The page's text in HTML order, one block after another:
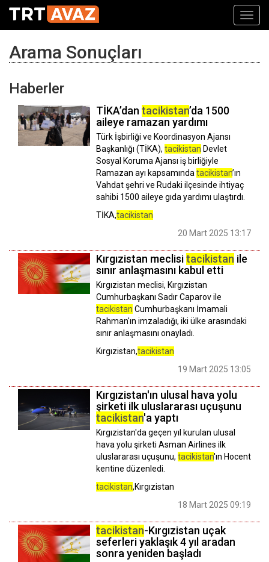
Arama Sonuçları
Haberler
TİKA’dan tacikistan’da 1500
aileye ramazan yardımı
Türk İşbirliği ve Koordinasyon Ajansı
Başkanlığı (TİKA), tacikistan Devlet
Sosyal Koruma Ajansı iş birliğiyle
Ramazan ayı kapsamında tacikistan’ın
Vahdat şehri ve Rudaki ilçesinde ihtiyaç
sahibi 1500 aileye gıda yardımı ulaştırdı.
TİKA,tacikistan
20 Mart 2025 13:17
Kırgızistan meclisitacikistan ile
sınır anlaşmasını kabul etti
Kırgızistan meclisi, Kırgızistan
Cumhurbaşkanı Sadır Caparov ile
tacikistan Cumhurbaşkanı İmamali
Rahman'ın imzaladığı, iki ülke arasındaki
sınır anlaşmasını onayladı.
Kırgızistan,tacikistan
19 Mart 2025 13:05
Kırgızistan'ın ulusal hava yolu
şirketi ilk uluslararası uçuşunu
tacikistan'a yaptı
Kırgızistan'da geçen yıl kurulan ulusal
hava yolu şirketi Asman Airlines ilk
uluslararası uçuşunu, tacikistan'ın Hocent
kentine düzenledi.
tacikistan,Kırgızistan
18 Mart 2025 09:19
tacikistan-Kırgızistan uçak
seferleri yaklaşık 4 yıl aradan
sonra yeniden başladı